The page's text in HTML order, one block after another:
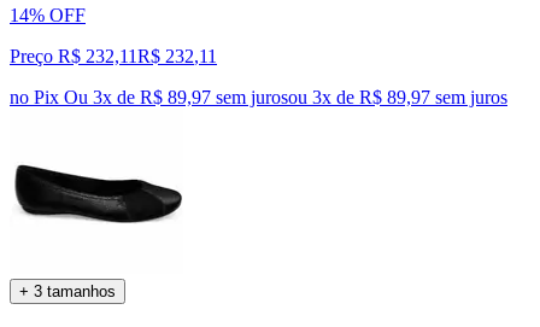
14% OFF
Preço R$ 232,11R$ 232,11
no Pix Ou 3x de R$ 89,97 sem jurosou 3x de R$ 89,97 sem juros
+ 3 tamanhos